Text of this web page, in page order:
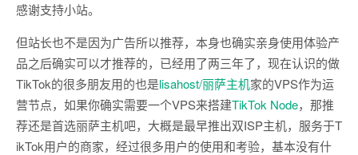
感谢支持小站。
但站长也不是因为广告所以推荐，本身也确实亲身使用体验产
品之后确实可以才推荐的，已经用了两三年了，现在认识的做
TikTok的很多朋友用的也是lisahost/丽萨主机家的VPS作为运
营节点，如果你确实需要一个VPS来搭建TikTok Node，那推
荐还是首选丽萨主机吧，大概是最早推出双ISP主机，服务于T
ikTok用户的商家，经过很多用户的使用和考验，基本没有什